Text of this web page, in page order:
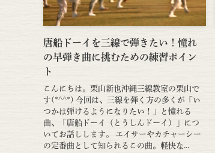
唐船ドーイを三線で弾きたい！憧れ
の早弾き曲に挑むための練習ポイン
ト
こんにちは。栗山新也沖縄三線教室の栗山で
す(*^^*) 今回は、三線を弾く方の多くが「い
つかは弾けるようになりたい！」と憧れる
曲、「唐船ドーイ（とうしんドーイ）」につ
いてお話しします。 エイサーやカチャーシー
の定番曲として知られるこの曲。軽快な...